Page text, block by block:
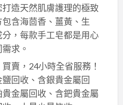
造天然肌膚護理的極致
含海茴香、薑黃、生
，每款手工皂都是用心
求。
賣，24小時全省服務！
回收、含銀貴金屬回
金屬回收、含鈀貴金屬